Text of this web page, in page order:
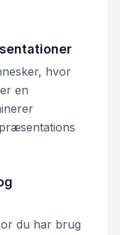
hvor
en
du har brug